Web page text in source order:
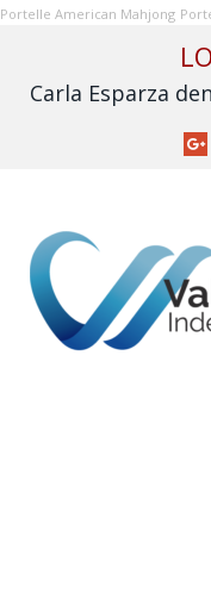
Portelle American Mahjong